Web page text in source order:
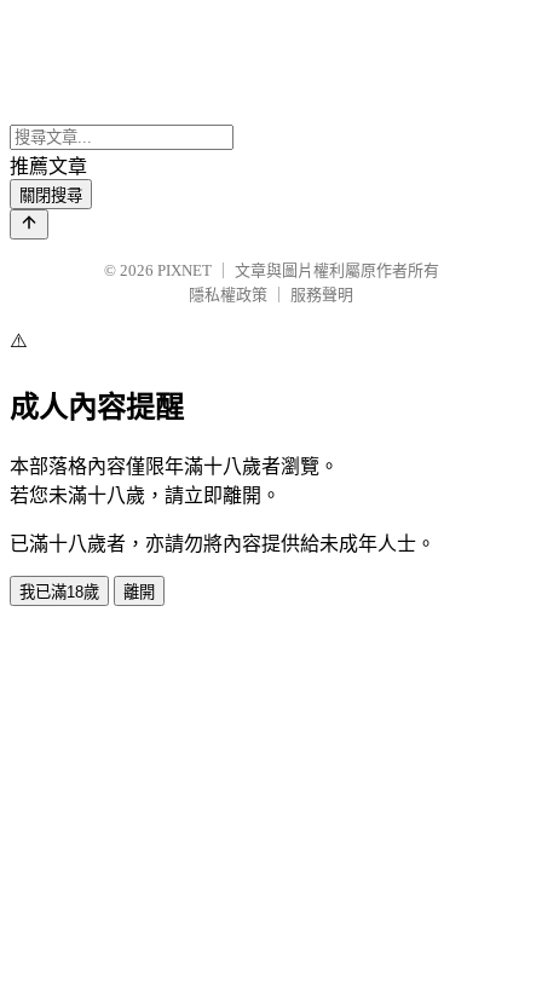
推薦文章
關閉搜尋
© 2026 PIXNET
文章與圖片權利屬原作者所有
隱私權政策
服務聲明
⚠️
成人內容提醒
本部落格內容僅限年滿十八歲者瀏覽。
若您未滿十八歲，請立即離開。
已滿十八歲者，亦請勿將內容提供給未成年人士。
我已滿18歲 離開